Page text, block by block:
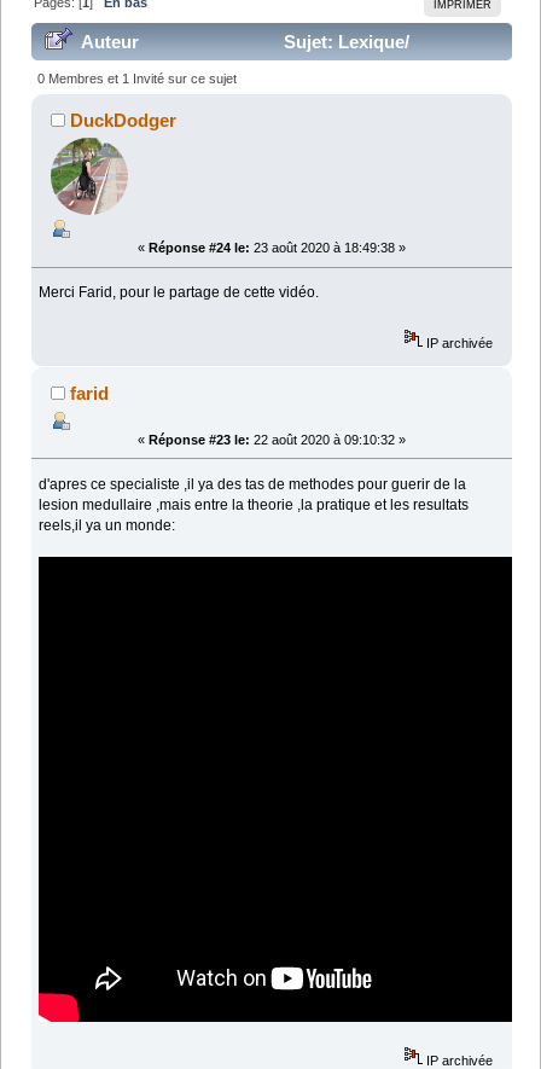
IMPRIMER
Auteur
Sujet: Lexique/
informations concernant les cellules souches (Lu
54069 fois)
0 Membres et 1 Invité sur ce sujet
DuckDodger
« Réponse #24 le: 23 août 2020 à 18:49:38 »
Merci Farid, pour le partage de cette vidéo.
IP archivée
farid
« Réponse #23 le: 22 août 2020 à 09:10:32 »
d'apres ce specialiste ,il ya des tas de methodes pour guerir de la
lesion medullaire ,mais entre la theorie ,la pratique et les resultats
reels,il ya un monde:
IP archivée